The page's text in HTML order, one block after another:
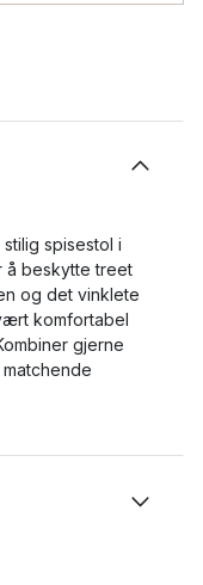
spisestol i
å beskytte treet
og det vinklete
komfortabel
gjerne